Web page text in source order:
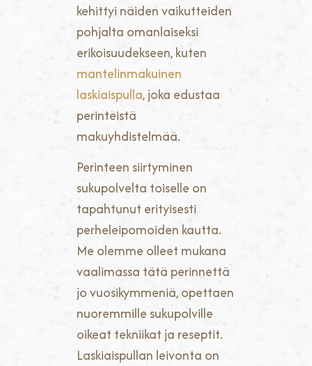
kehittyi näiden vaikutteiden
pohjalta omanlaiseksi
erikoisuudekseen, kuten
mantelinmakuinen
laskiaispulla, joka edustaa
perinteistä
makuyhdistelmää.
Perinteen siirtyminen
sukupolvelta toiselle on
tapahtunut erityisesti
perheleipomoiden kautta.
Me olemme olleet mukana
vaalimassa tätä perinnettä
jo vuosikymmeniä, opettaen
nuoremmille sukupolville
oikeat tekniikat ja reseptit.
Laskiaispullan leivonta on